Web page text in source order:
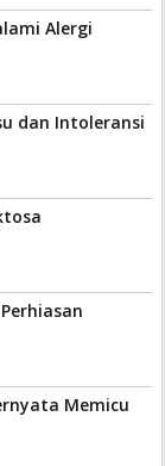
Alergi
dan Intoleransi
Memicu